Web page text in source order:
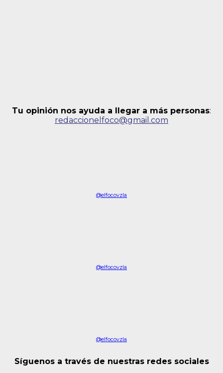
Tu opinión nos ayuda a llegar a más personas:
redaccionelfoco@gmail.com
@elfocovzla
@elfocovzla
@elfocovzla
Síguenos a través de nuestras redes sociales